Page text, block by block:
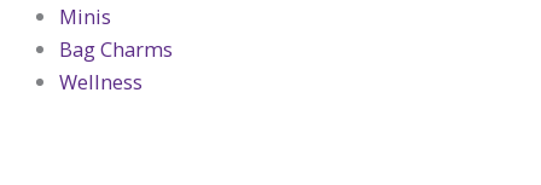
Minis
Bag Charms
Wellness